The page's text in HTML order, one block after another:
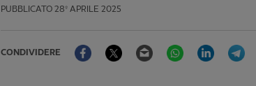
PUBBLICATO 28º APRILE 2025
CONDIVIDERE
FacebookTwitter Email WhatsAppLinkedIn